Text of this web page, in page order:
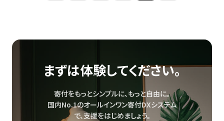
まずは体験してください。
寄付をもっとシンプルに、もっと自由に。
国内No.1のオールインワン寄付DXシステム
で、支援をはじめましょう。